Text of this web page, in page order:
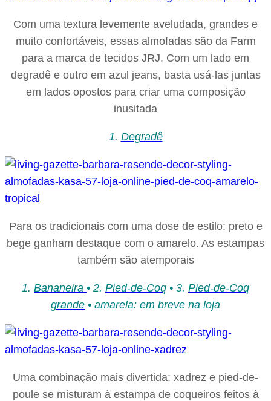
Com uma textura levemente aveludada, grandes e
muito confortáveis, essas almofadas são da Farm
para a marca de tecidos JRJ. Com um lado em
degradê e outro em azul jeans, basta usá-las juntas
em lados opostos para criar uma composição
inusitada
1. Degradê
Para os tradicionais com uma dose de estilo: preto e
bege ganham destaque com o amarelo. As estampas
também são atemporais
1. Bananeira • 2. Pied-de-Coq • 3. Pied-de-Coq
grande • amarela: em breve na loja
Uma combinação mais divertida: xadrez e pied-de-
poule se misturam à estampa de coqueiros feitos à